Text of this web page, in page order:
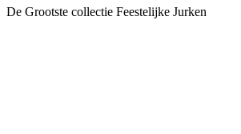
De Grootste collectie Feestelijke Jurken